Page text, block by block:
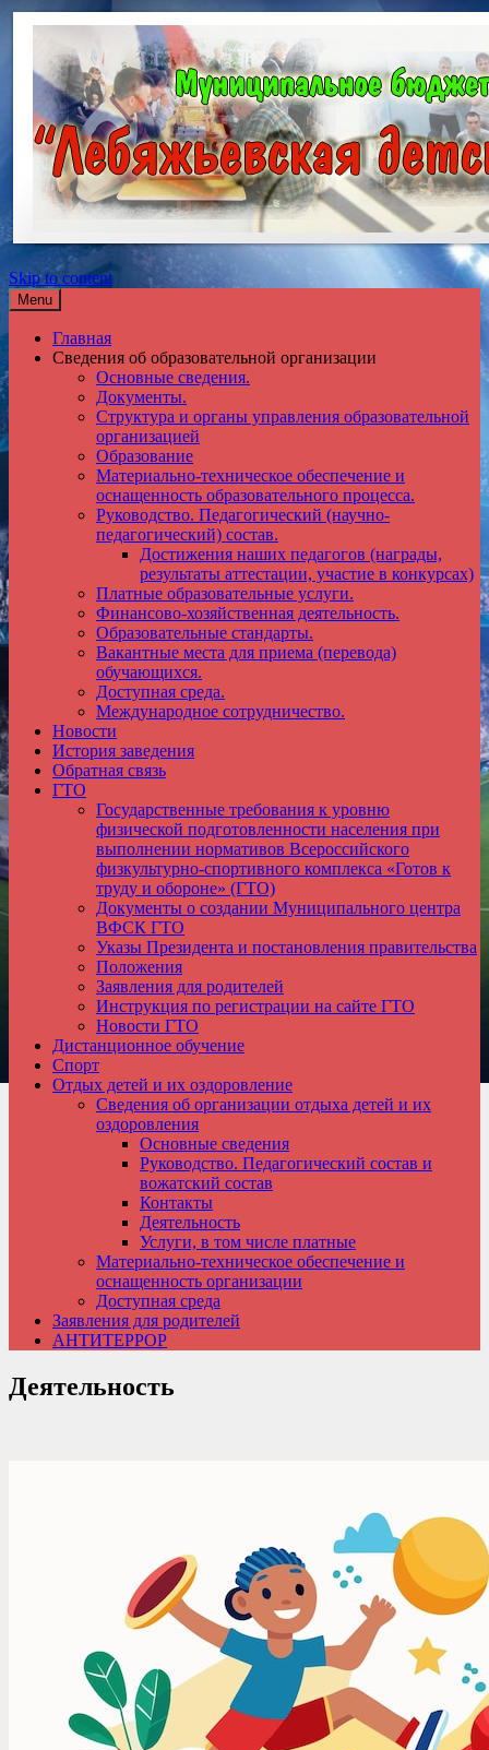
Skip to content
Menu
Главная
Сведения об образовательной организации
Основные сведения.
Документы.
Структура и органы управления образовательной
организацией
Образование
Материально-техническое обеспечение и
оснащенность образовательного процесса.
Руководство. Педагогический (научно-
педагогический) состав.
Достижения наших педагогов (награды,
результаты аттестации, участие в конкурсах)
Платные образовательные услуги.
Финансово-хозяйственная деятельность.
Образовательные стандарты.
Вакантные места для приема (перевода)
обучающихся.
Доступная среда.
Международное сотрудничество.
Новости
История заведения
Обратная связь
ГТО
Государственные требования к уровню
физической подготовленности населения при
выполнении нормативов Всероссийского
физкультурно-спортивного комплекса «Готов к
труду и обороне» (ГТО)
Документы о создании Муниципального центра
ВФСК ГТО
Указы Президента и постановления правительства
Положения
Заявления для родителей
Инструкция по регистрации на сайте ГТО
Новости ГТО
Дистанционное обучение
Спорт
Отдых детей и их оздоровление
Сведения об организации отдыха детей и их
оздоровления
Основные сведения
Руководство. Педагогический состав и
вожатский состав
Контакты
Деятельность
Услуги, в том числе платные
Материально-техническое обеспечение и
оснащенность организации
Доступная среда
Заявления для родителей
АНТИТЕРРОР
Деятельность